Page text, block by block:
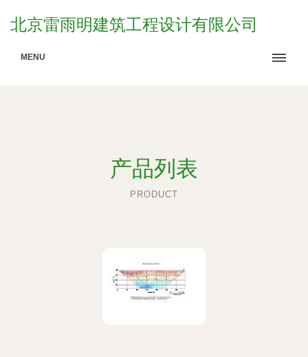
北京雷雨明建筑工程设计有限公司
MENU
产品列表
PRODUCT